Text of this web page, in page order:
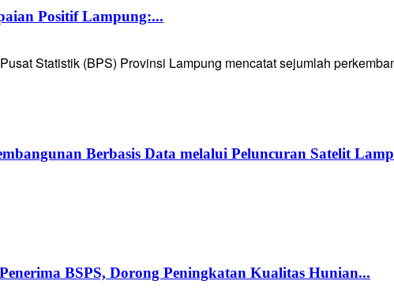
Positif Lampung:...
Statistik (BPS) Provinsi Lampung mencatat sejumlah
Berbasis Data melalui Peluncuran Satelit
BSPS, Dorong Peningkatan Kualitas Hunian...